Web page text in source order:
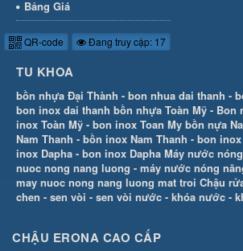
Bảng Giá
QR-code Đang truy cập: 17
TU KHOA
bồn nhựa Đại Thành - bon nhua dai thanh -
bon inox dai thanh bồn nhựa Toàn Mỹ - Bon
inox Toàn Mỹ - bon inox Toan My bồn nựa
Nam Thanh - bồn inox Nam Thanh - bon inox
inox Dapha - bon inox Dapha Máy nước
nuoc nong nang luong - máy nước nóng
may nuoc nong nang luong mat troi Chậu
chen - sen vòi - sen vòi nước - khóa nước -
CHẬU ERONA CAO CẤP